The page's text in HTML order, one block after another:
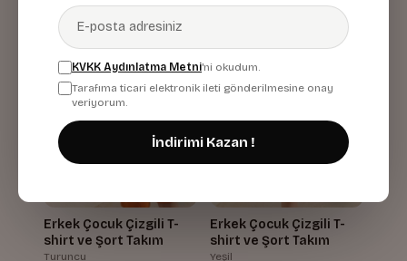
Yeni
Erkek Çocuk Çizgili T-
shirt ve Şort Takım
Turuncu
Erkek Çocuk Çizgili T-
shirt ve Şort Takım
Yeşil
KVKK Aydınlatma Metni'ni okudum.
Tarafıma ticari elektronik ileti gönderilmesine onay
veriyorum.
İndirimi Kazan !